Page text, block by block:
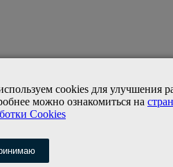
cookies для улучшения
можно ознакомиться на
Cookies